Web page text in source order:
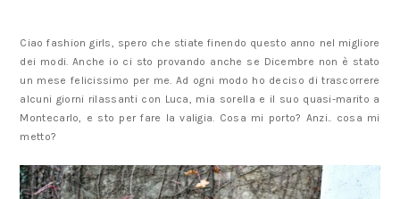
Ciao fashion girls, spero che stiate finendo questo anno nel migliore
dei modi. Anche io ci sto provando anche se Dicembre non è stato
un mese felicissimo per me. Ad ogni modo ho deciso di trascorrere
alcuni giorni rilassanti con Luca, mia sorella e il suo quasi-marito a
Montecarlo, e sto per fare la valigia. Cosa mi porto? Anzi.. cosa mi
metto?